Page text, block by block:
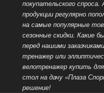
покупательского
продукции регулярно
на самые популярные
сезонные скидки. Какие
перед нашими
тренажер или
велотренажер купить
стол на дачу «Плаза
решение!